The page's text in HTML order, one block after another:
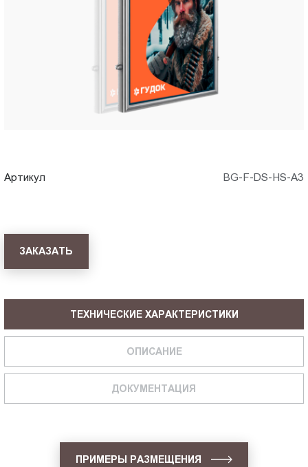
Астрахани
Артикул BG-F-DS-HS-A3
ЗАКАЗАТЬ
ТЕХНИЧЕСКИЕ ХАРАКТЕРИСТИКИ
ОПИСАНИЕ
ДОКУМЕНТАЦИЯ
ПРИМЕРЫ РАЗМЕЩЕНИЯ